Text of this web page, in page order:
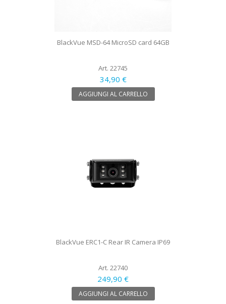
BlackVue MSD-64 MicroSD card 64GB
Art. 22745
34,90 €
AGGIUNGI AL CARRELLO
BlackVue ERC1-C Rear IR Camera IP69
Art. 22740
249,90 €
AGGIUNGI AL CARRELLO